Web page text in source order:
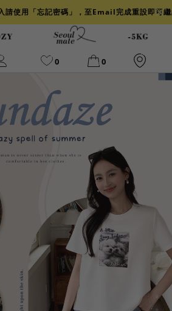
請使用「忘記密碼」，至Email完成重設即可
0 0
小香 牛仔
冰感